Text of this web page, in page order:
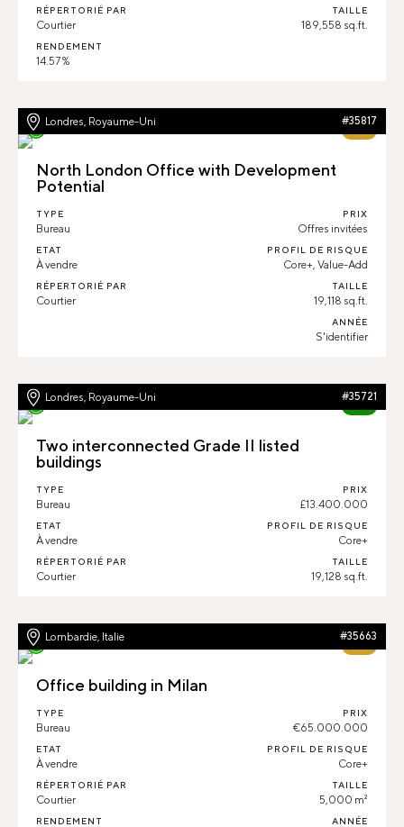
RÉPERTORIÉ PAR
Courtier
RENDEMENT
14.57 %
TAILLE
189,558 sq.ft.
Londres, Royaume-Uni #35817
North London Office with Development
Potential
TYPE
Bureau
ETAT
À vendre
RÉPERTORIÉ PAR
Courtier
PRIX
Offres invitées
PROFIL DE RISQUE
Core+, Value-Add
TAILLE
19,118 sq.ft.
ANNÉE
S'identifier
Londres, Royaume-Uni #35721
Two interconnected Grade II listed
buildings
TYPE
Bureau
ETAT
À vendre
RÉPERTORIÉ PAR
Courtier
PRIX
£13.400.000
PROFIL DE RISQUE
Core+
TAILLE
19,128 sq.ft.
Lombardie, Italie #35663
Office building in Milan
TYPE
Bureau
ETAT
À vendre
RÉPERTORIÉ PAR
Courtier
RENDEMENT
PRIX
€65.000.000
PROFIL DE RISQUE
Core+
TAILLE
5,000 m²
ANNÉE